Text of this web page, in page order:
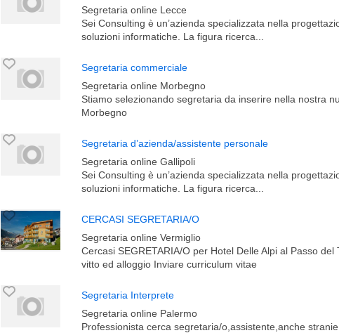
Segretaria online Lecce
Sei Consulting è un’azienda specializzata nella
soluzioni informatiche. La figura ricerca...
Segretaria commerciale
Segretaria online Morbegno
Stiamo selezionando segretaria da inserire nella nostra
Morbegno
Segretaria d’azienda/assistente personale
Segretaria online Gallipoli
Sei Consulting è un’azienda specializzata nella
soluzioni informatiche. La figura ricerca...
CERCASI SEGRETARIA/O
Segretaria online Vermiglio
Cercasi SEGRETARIA/O per Hotel Delle Alpi al Passo del
vitto ed alloggio Inviare curriculum vitae
Segretaria Interprete
Segretaria online Palermo
Professionista cerca segretaria/o,assistente,anche